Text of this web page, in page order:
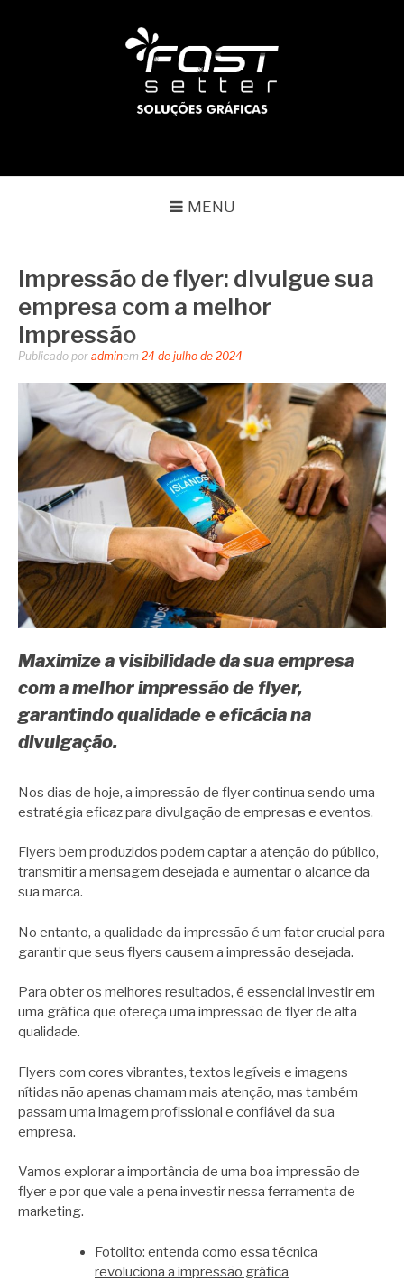
MENU
Impressão de flyer: divulgue sua
empresa com a melhor
impressão
Publicado por adminem 24 de julho de 2024
Maximize a visibilidade da sua empresa
com a melhor impressão de flyer,
garantindo qualidade e eficácia na
divulgação.
Nos dias de hoje, a impressão de flyer continua sendo uma
estratégia eficaz para divulgação de empresas e eventos.
Flyers bem produzidos podem captar a atenção do público,
transmitir a mensagem desejada e aumentar o alcance da
sua marca.
No entanto, a qualidade da impressão é um fator crucial para
garantir que seus flyers causem a impressão desejada.
Para obter os melhores resultados, é essencial investir em
uma gráfica que ofereça uma impressão de flyer de alta
qualidade.
Flyers com cores vibrantes, textos legíveis e imagens
nítidas não apenas chamam mais atenção, mas também
passam uma imagem profissional e confiável da sua
empresa.
Vamos explorar a importância de uma boa impressão de
flyer e por que vale a pena investir nessa ferramenta de
marketing.
Fotolito: entenda como essa técnica
revoluciona a impressão gráfica